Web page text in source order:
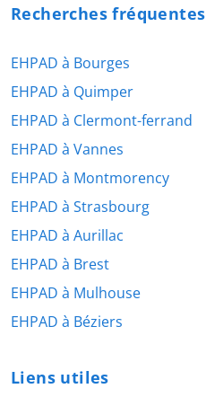
Recherches fréquentes
EHPAD à Bourges
EHPAD à Quimper
EHPAD à Clermont-ferrand
EHPAD à Vannes
EHPAD à Montmorency
EHPAD à Strasbourg
EHPAD à Aurillac
EHPAD à Brest
EHPAD à Mulhouse
EHPAD à Béziers
Liens utiles